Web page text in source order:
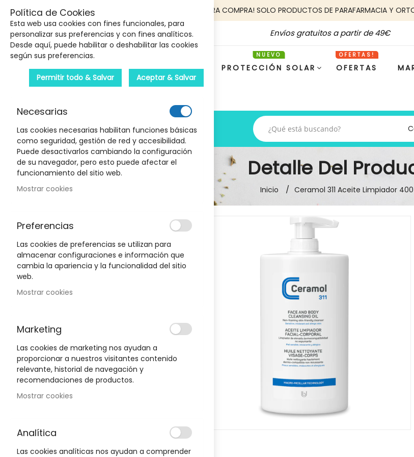
5€ DE DESCUENTO EN TU PRIMERA COMPRA! SOLO PRODUCTOS DE PARAFARMACIA Y
Envíos gratuitos a partir de 49€
PROTECCIÓN SOLAR OFERTAS
PRODUCTOS
Detalle Del
Inicio Ceramol 311 Aceite Limpiador
Marcas
Oportunidad!
HIGIENE Y SALUD
Política de Cookies
Esta web usa cookies con fines funcionales, para
personalizar sus preferencias y con fines analíticos.
Desde aquí, puede habilitar o deshabilitar las cookies
según sus preferencias.
Permitir todo & Salvar Aceptar & Salvar
Necesarias
Las cookies necesarias habilitan funciones básicas
como seguridad, gestión de red y accesibilidad.
Puede desactivarlos cambiando la configuración
de su navegador, pero esto puede afectar el
funcionamiento del sitio web.
Mostrar cookies
Preferencias
Las cookies de preferencias se utilizan para
almacenar configuraciones e información que
cambia la apariencia y la funcionalidad del sitio
web.
Mostrar cookies
Marketing
Las cookies de marketing nos ayudan a
proporcionar a nuestros visitantes contenido
relevante, historial de navegación y
recomendaciones de productos.
Mostrar cookies
Analítica
Las cookies analíticas nos ayudan a comprender